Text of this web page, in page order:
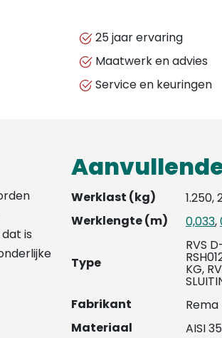
25 jaar ervaring
Maatwerk en advies
Service en keuringen
is
Werklast (kg)
1.250,
Werklengte (m)
0,033,
Type
RVS
KG,
Fabrikant
Rema
Materiaal
AISI